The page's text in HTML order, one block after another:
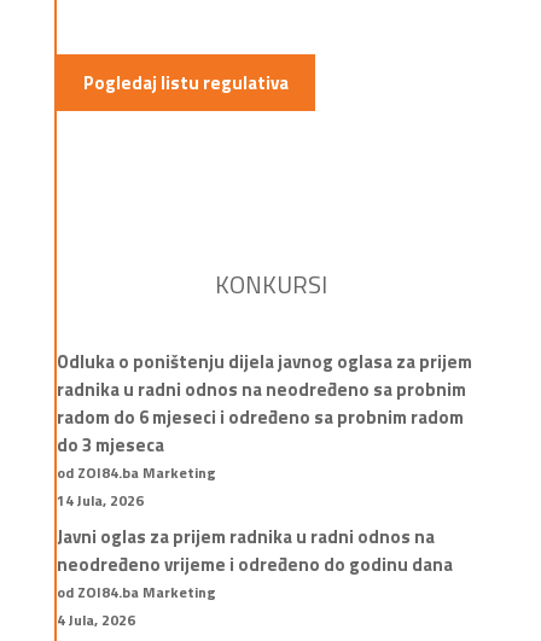
Pogledaj listu regulativa
KONKURSI
Odluka o poništenju dijela javnog oglasa za prijem
radnika u radni odnos na neodređeno sa probnim
radom do 6 mjeseci i određeno sa probnim radom
do 3 mjeseca
od ZOI84.ba Marketing
14 Jula, 2026
Javni oglas za prijem radnika u radni odnos na
neodređeno vrijeme i određeno do godinu dana
od ZOI84.ba Marketing
4 Jula, 2026